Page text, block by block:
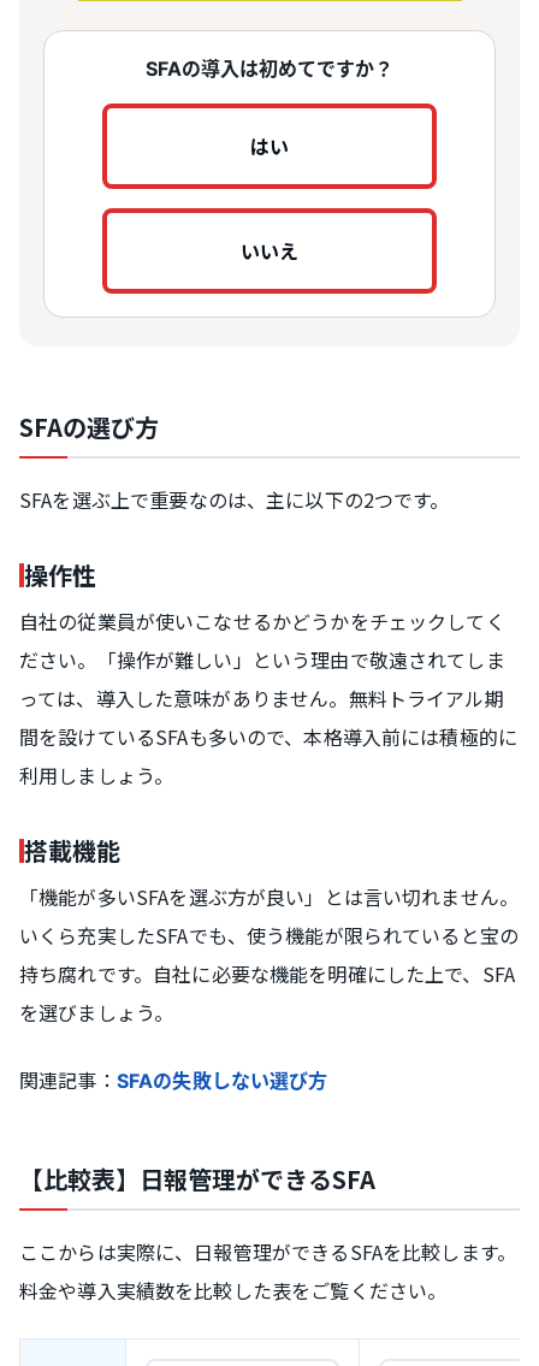
SFAの導入は初めてですか？
はい
いいえ
SFAの選び方
SFAを選ぶ上で重要なのは、主に以下の2つです。
操作性
自社の従業員が使いこなせるかどうかをチェックしてく
ださい。「操作が難しい」という理由で敬遠されてしま
っては、導入した意味がありません。無料トライアル期
間を設けているSFAも多いので、本格導入前には積極的に
利用しましょう。
搭載機能
「機能が多いSFAを選ぶ方が良い」とは言い切れません。
いくら充実したSFAでも、使う機能が限られていると宝の
持ち腐れです。自社に必要な機能を明確にした上で、SFA
を選びましょう。
関連記事： SFAの失敗しない選び方
【比較表】日報管理ができるSFA
ここからは実際に、日報管理ができるSFAを比較します。
料金や導入実績数を比較した表をご覧ください。